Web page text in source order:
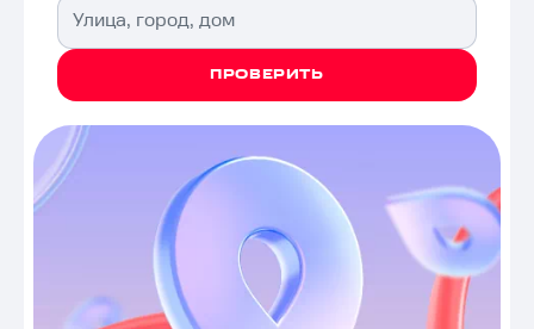
Улица, город, дом
ПРОВЕРИТЬ